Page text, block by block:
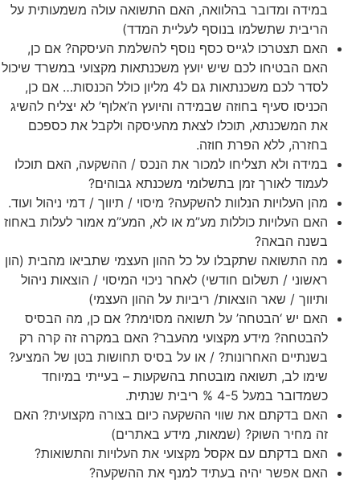
במידה ומדובר בהלוואה, האם התשואה עולה משמעותית על
הריבית שתשלמו בנוסף לעליית המדד)
האם תצטרכו לגייס כסף נוסף להשלמת העיסקה? אם כן,
האם הבטיחו לכם שיש יועץ משכנתאות מקצועי במשרד שיכול
לסדר לכם משכנתאות גם ל4 מליון כולל הכנסות… אם כן,
הכניסו סעיף בחוזה שבמידה והיועץ ה’אלוף’ לא יצליח להשיג
את המשכנתא, תוכלו לצאת מהעיסקה ולקבל את כספכם
בחזרה, ללא הפרת חוזה.
במידה ולא תצליחו למכור את הנכס / ההשקעה, האם תוכלו
לעמוד לאורך זמן בתשלומי משכנתא גבוהים?
מהן העלויות הנלוות להשקעה? מיסוי / תיווך / דמי ניהול ועוד.
האם העלויות כוללות מע”מ או לא, המע”מ אמור לעלות באחוז
בשנה הבאה?
מה התשואה שתקבלו על כל ההון העצמי שתביאו מהבית (הון
ראשוני / תשלום חודשי) לאחר ניכוי המיסוי / הוצאות ניהול
ותיווך / שאר הוצאות/ ריביות על ההון העצמי)
האם יש ‘הבטחה’ על תשואה מסוימת? אם כן, מה הבסיס
להבטחה? מידע מקצועי מהעבר? האם במקרה זה קרה רק
בשנתיים האחרונות? / או על בסיס תחושות בטן של המציע?
שימו לב, תשואה מובטחת בהשקעות – בעייתי במיוחד
כשמדובר במעל 4-5 % ריבית שנתית.
האם בדקתם את שווי ההשקעה כיום בצורה מקצועית? האם
זה מחיר השוק? (שמאות, מידע באתרים)
האם בדקתם עם אקסל מקצועי את העלויות והתשואות?
האם אפשר יהיה בעתיד למנף את ההשקעה?